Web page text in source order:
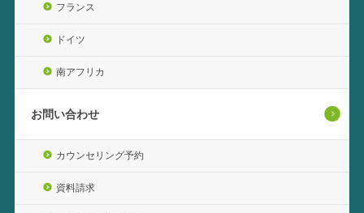
フランス
ドイツ
南アフリカ
お問い合わせ
カウンセリング予約
資料請求